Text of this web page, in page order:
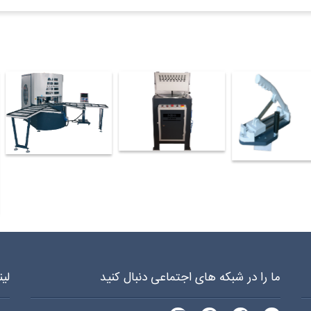
ما را در شبکه های اجتماعی دنبال کنید